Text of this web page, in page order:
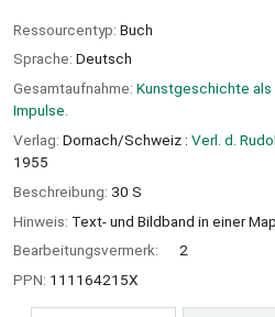
Ressourcentyp: Buch
Sprache: Deutsch
Gesamtaufnahme: Kunstgeschichte
Impulse.
Verlag: Dornach/Schweiz : Verl. d.
1955
Beschreibung: 30 S
Hinweis: Text- und Bildband in einer
Bearbeitungsvermerk:
2
PPN: 111164215X